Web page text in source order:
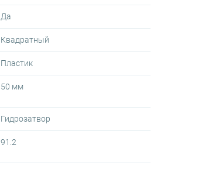
Да
Квадратный
Пластик
50 мм
Гидрозатвор
91.2